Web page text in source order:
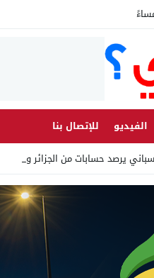
الفيديو
للإتصال بنا
يرصد حسابات من الجزائر وأرقاما بـ